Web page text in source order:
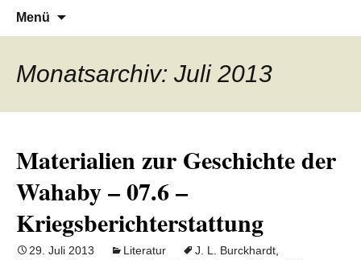
Al-Adala.de
Denn die Gerechtigkeit ist die Grundlage
von allem
Menü
Monatsarchiv: Juli 2013
Materialien zur Geschichte der
Wahaby – 07.6 –
Kriegsberichterstattung
29. Juli 2013 Literatur J. L. Burckhardt